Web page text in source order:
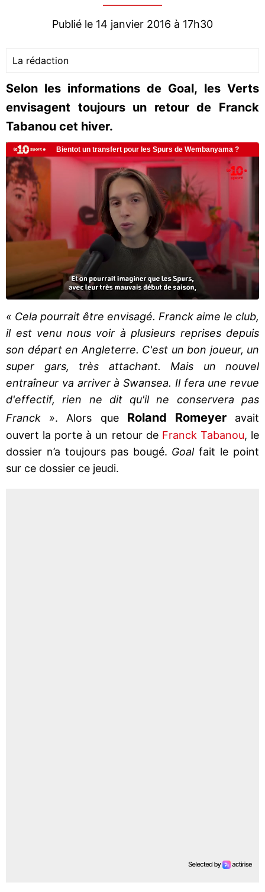
Publié le 14 janvier 2016 à 17h30
La rédaction
Selon les informations de Goal, les Verts
envisagent toujours un retour de Franck
Tabanou cet hiver.
« Cela pourrait être envisagé. Franck aime le club,
il est venu nous voir à plusieurs reprises depuis
son départ en Angleterre. C'est un bon joueur, un
super gars, très attachant. Mais un nouvel
entraîneur va arriver à Swansea. Il fera une revue
d'effectif, rien ne dit qu'il ne conservera pas
Franck ». Alors que Roland Romeyeravait
ouvert la porte à un retour de Franck Tabanou, le
dossier n’a toujours pas bougé. Goalfait le point
sur ce dossier ce jeudi.